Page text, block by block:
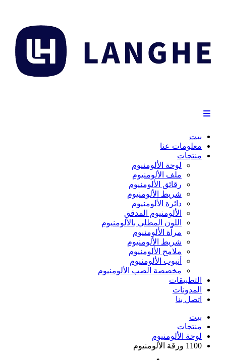
بيت
معلومات عنا
منتجات
لوحة الألومنيوم
ملف الألومنيوم
رقائق الألومنيوم
شريط الألومنيوم
دائرة الألومنيوم
الألومنيوم المدقق
اللون المطلي بالألومنيوم
مرآة الألومنيوم
شريط الألومنيوم
ملامح الألومنيوم
أنبوب الألومنيوم
مخصصة الصب الألومنيوم
التطبيقات
المدونات
اتصل بنا
بيت
منتجات
لوحة الألومنيوم
1100 ورقة الألومنيوم